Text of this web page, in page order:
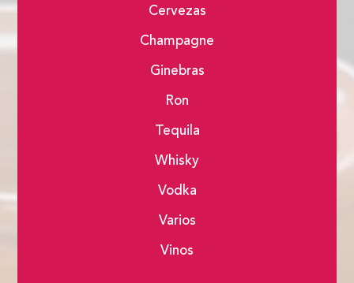
Cervezas
Champagne
Ginebras
Ron
Tequila
Whisky
Vodka
Varios
Vinos